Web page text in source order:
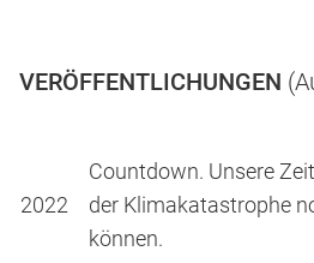
VERÖFFENTLICHUNGEN
2022
Countdown. Unsere
der Klimakatastrophe
können.